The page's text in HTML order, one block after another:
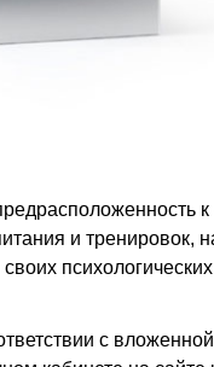
и тренировок,
с